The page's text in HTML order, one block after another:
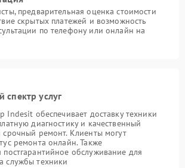
предварительная оценка стоимости
скрытых платежей и возможность
по телефону или онлайн на
спектр услуг
Indesit обеспечивает доставку техники
диагностику и качественный
срочный ремонт. Клиенты могут
ремонта онлайн. Также
постгарантийное обслуживание для
службы техники